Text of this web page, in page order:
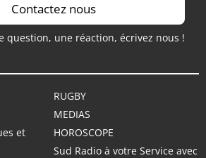
Contactez nous
question, une réaction, écrivez nous !
RUGBY
MEDIAS
et
HOROSCOPE
Sud Radio à votre Service avec